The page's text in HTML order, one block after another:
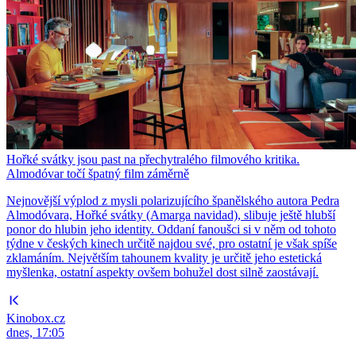
Hořké svátky jsou past na přechytralého filmového kritika.
Almodóvar točí špatný film záměrně
Nejnovější výplod z mysli polarizujícího španělského autora Pedra
Almodóvara, Hořké svátky (Amarga navidad), slibuje ještě hlubší
ponor do hlubin jeho identity. Oddaní fanoušci si v něm od tohoto
týdne v českých kinech určitě najdou své, pro ostatní je však spíše
zklamáním. Největším tahounem kvality je určitě jeho estetická
myšlenka, ostatní aspekty ovšem bohužel dost silně zaostávají.
Kinobox.cz
dnes, 17:05